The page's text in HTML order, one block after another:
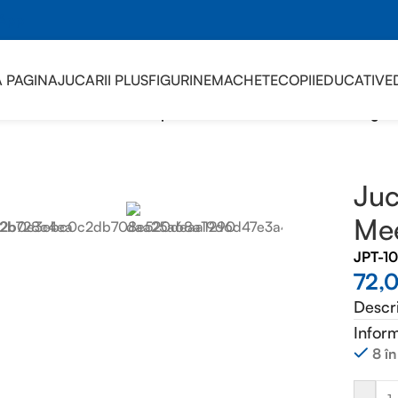
PAGINAJUCARII PLUSFIGURINEMACHETECOPIIEDUCATIVE
JPT-
8